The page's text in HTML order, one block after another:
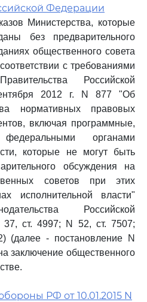
Федерации
Министерства, которые
без предварительного
общественного совета
с требованиями
Российской
2012 г. N 877 "Об
нормативных правовых
включая программные,
федеральными органами
которые не могут быть
обсуждения на
советов при этих
исполнительной власти"
Российской
ст. 4997; N 52, ст. 7507;
(далее - постановление N
заключение общественного
РФ от 10.01.2015 N